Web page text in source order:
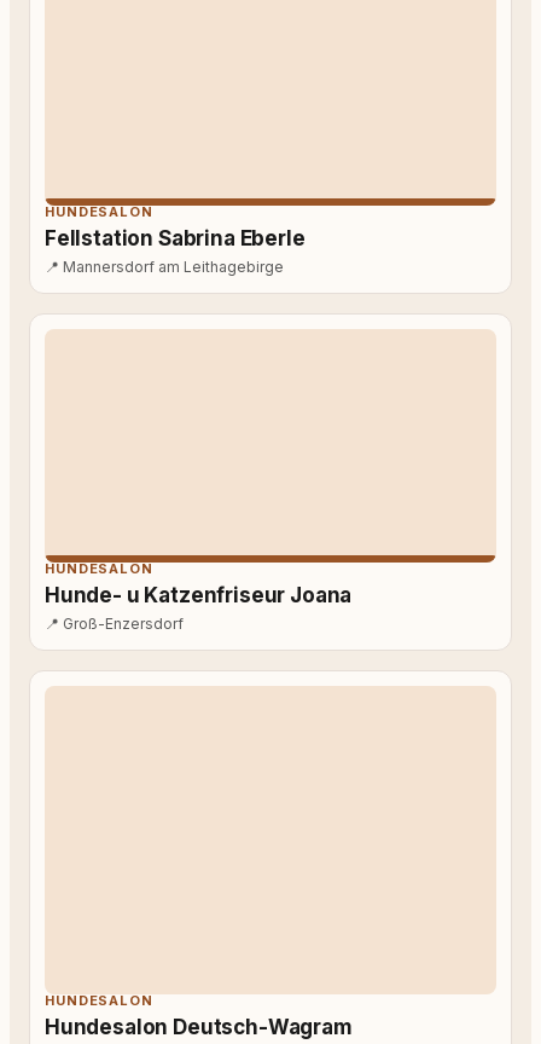
HUNDESALON
Fellstation Sabrina Eberle
📍 Mannersdorf am Leithagebirge
HUNDESALON
Hunde- u Katzenfriseur Joana
📍 Groß-Enzersdorf
HUNDESALON
Hundesalon Deutsch-Wagram